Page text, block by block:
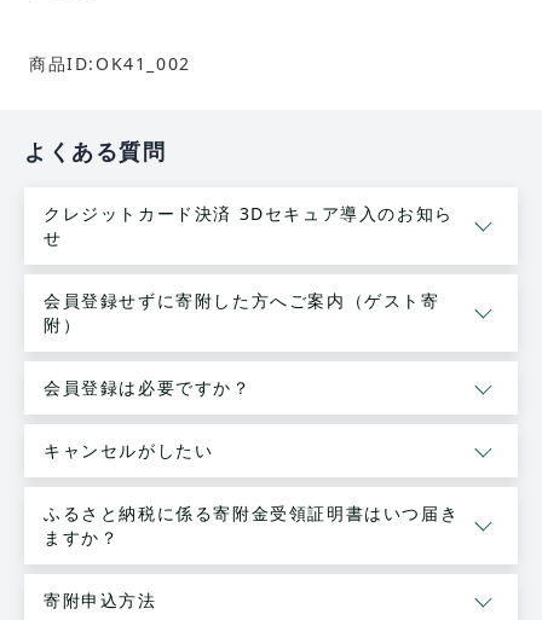
商品ID:OK41_002
よくある質問
クレジットカード決済 3Dセキュア導入のお知ら
せ
会員登録せずに寄附した方へご案内（ゲスト寄
附）
会員登録は必要ですか？
キャンセルがしたい
ふるさと納税に係る寄附金受領証明書はいつ届き
ますか？
寄附申込方法